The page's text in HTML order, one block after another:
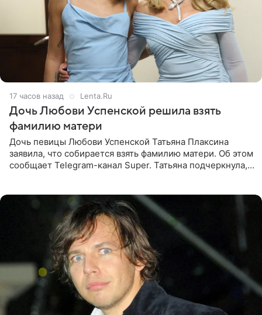
17 часов назад Lenta.Ru
Дочь Любови Успенской решила взять
фамилию матери
Дочь певицы Любови Успенской Татьяна Плаксина
заявила, что собирается взять фамилию матери. Об этом
сообщает Telegram-канал Super. Татьяна подчеркнула,